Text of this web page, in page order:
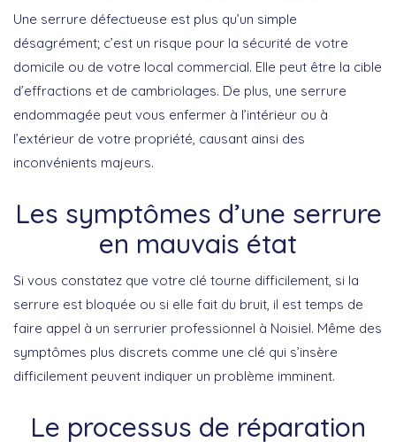
Une serrure défectueuse est plus qu’un simple
désagrément; c’est un risque pour la sécurité de votre
domicile ou de votre local commercial. Elle peut être la cible
d’effractions et de cambriolages. De plus, une serrure
endommagée peut vous enfermer à l’intérieur ou à
l’extérieur de votre propriété, causant ainsi des
inconvénients majeurs.
Les symptômes d’une serrure
en mauvais état
Si vous constatez que votre clé tourne difficilement, si la
serrure est bloquée ou si elle fait du bruit, il est temps de
faire appel à un serrurier professionnel à Noisiel. Même des
symptômes plus discrets comme une clé qui s’insère
difficilement peuvent indiquer un problème imminent.
Le processus de réparation